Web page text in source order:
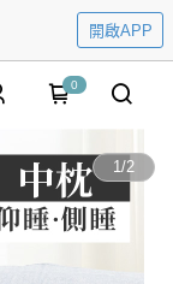
開啟APP
0
1/2